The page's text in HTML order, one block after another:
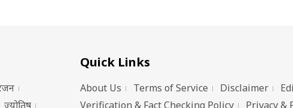
ज्योतिष
Quick Links
About Us Terms of Service Disclaimer
Verification & Fact Checking Policy
Privacy &